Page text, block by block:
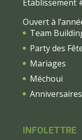
Établissement
Ouvert à
Team
Party des
Mariages
Méchoui
Anniversaires
INFOLETTRE